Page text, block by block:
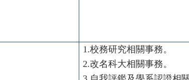
1.校務研究相關事務。
2.改名科大相關事務。